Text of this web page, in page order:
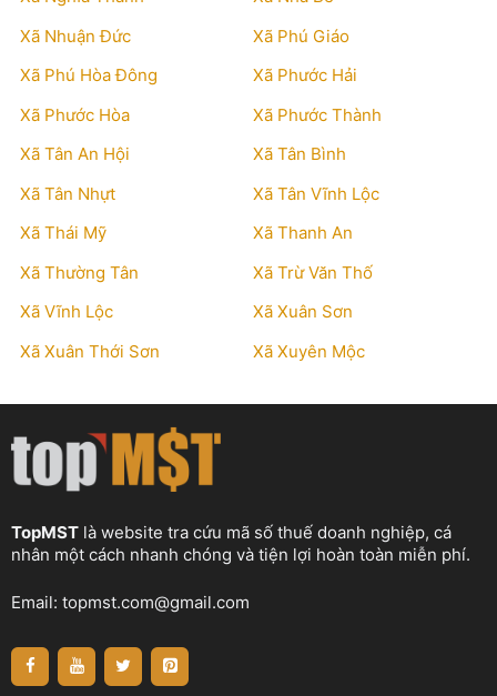
Xã Nhuận Đức
Xã Phú Giáo
Xã Phú Hòa Đông
Xã Phước Hải
Xã Phước Hòa
Xã Phước Thành
Xã Tân An Hội
Xã Tân Bình
Xã Tân Nhựt
Xã Tân Vĩnh Lộc
Xã Thái Mỹ
Xã Thanh An
Xã Thường Tân
Xã Trừ Văn Thố
Xã Vĩnh Lộc
Xã Xuân Sơn
Xã Xuân Thới Sơn
Xã Xuyên Mộc
TopMST là website tra cứu mã số thuế doanh nghiệp, cá
nhân một cách nhanh chóng và tiện lợi hoàn toàn miễn phí.
Email: topmst.com@gmail.com